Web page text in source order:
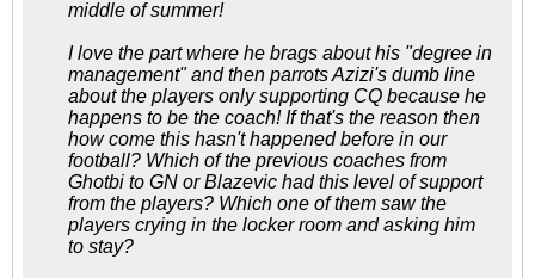
middle of summer!
I love the part where he brags about his "degree in
management" and then parrots Azizi's dumb line
about the players only supporting CQ because he
happens to be the coach! If that's the reason then
how come this hasn't happened before in our
football? Which of the previous coaches from
Ghotbi to GN or Blazevic had this level of support
from the players? Which one of them saw the
players crying in the locker room and asking him
to stay?